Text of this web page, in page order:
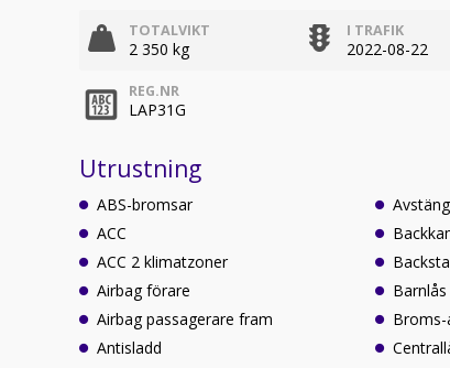
TOTALVIKT
2 350 kg
I TRAFIK
2022-08-22
REG.NR
LAP31G
Utrustning
ABS-bromsar
ACC
ACC 2 klimatzoner
Airbag förare
Airbag passagerare fram
Antisladd
Barnlås
Broms-